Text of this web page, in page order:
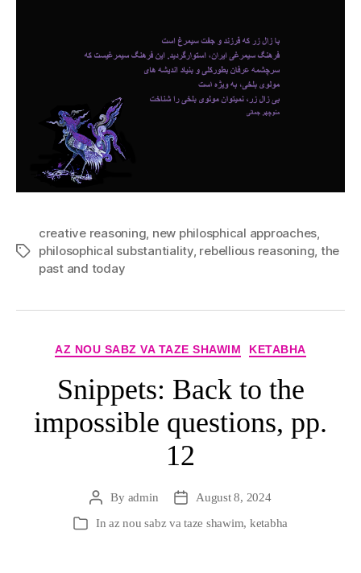
Tags
creative reasoning, new philosphical approaches,
philosophical substantiality, rebellious reasoning, the
past and today
Categories
AZ NOU SABZ VA TAZE SHAWIM KETABHA
Snippets: Back to the
impossible questions, pp.
12
Post
author
By admin
PostAugust 8, 2024
Categories
Inaz nou sabz va taze shawim, ketabha